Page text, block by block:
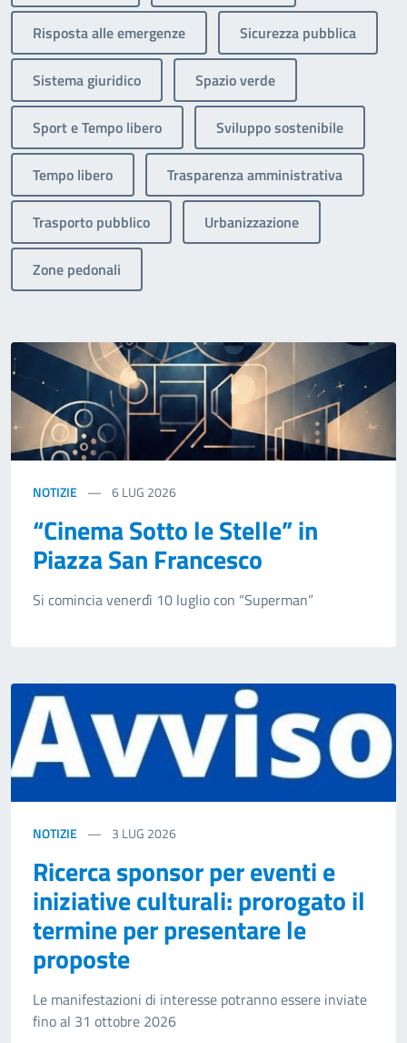
Risposta alle emergenze Sicurezza pubblica
Sistema giuridico Spazio verde
Sport e Tempo libero Sviluppo sostenibile
Tempo libero Trasparenza amministrativa
Trasporto pubblico Urbanizzazione
Zone pedonali
NOTIZIE 6LUG 2026
“Cinema Sotto le Stelle” in
Piazza San Francesco
Si comincia venerdì 10 luglio con “Superman”
NOTIZIE 3 LUG 2026
Ricerca sponsor per eventi e
iniziative culturali: prorogato il
termine per presentare le
proposte
Le manifestazioni di interesse potranno essere inviate
fino al 31 ottobre 2026